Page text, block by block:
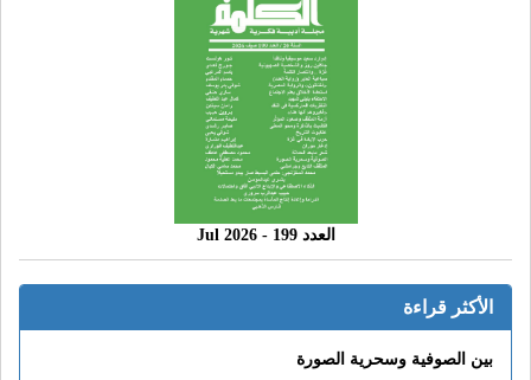
العدد 199 - 2026 Jul
الأكثر قراءة
بين الصوفية وسحرية الصورة